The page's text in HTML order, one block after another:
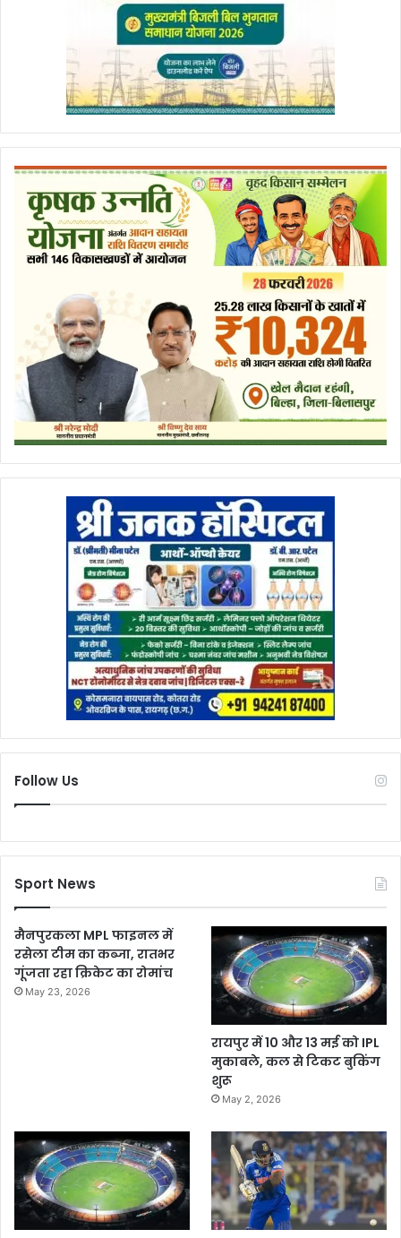
Follow Us
Sport News
मैनपुरकला MPL फाइनल में
रसेला टीम का कब्जा, रातभर
गूंजता रहा क्रिकेट का रोमांच
May 23, 2026
रायपुर में 10 और 13 मई को IPL
मुकाबले, कल से टिकट बुकिंग
शुरू
May 2, 2026